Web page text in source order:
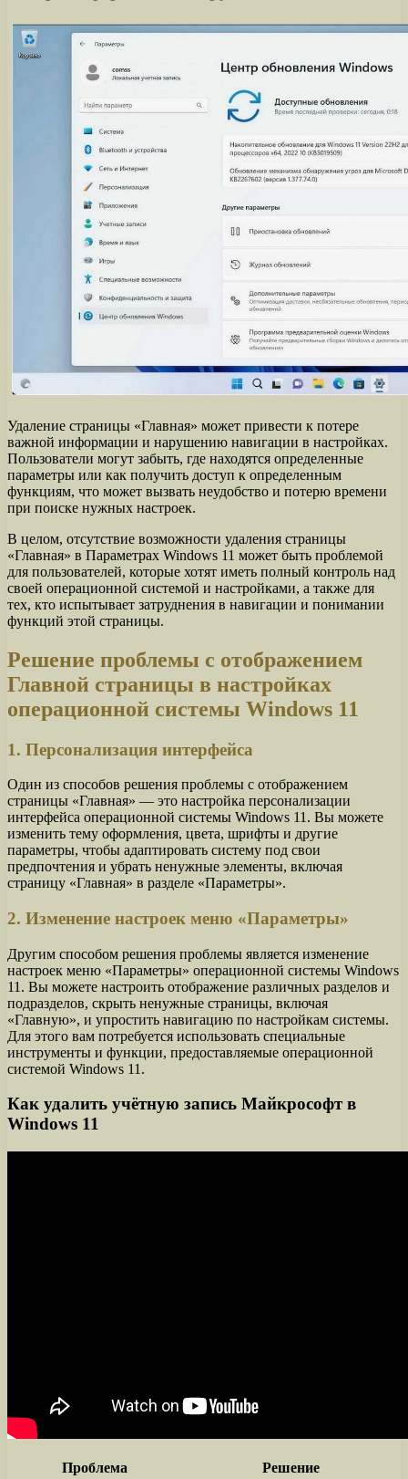
Удаление страницы «Главная» может привести к потере
важной информации и нарушению навигации в настройках.
Пользователи могут забыть, где находятся определенные
параметры или как получить доступ к определенным
функциям, что может вызвать неудобство и потерю времени
при поиске нужных настроек.
В целом, отсутствие возможности удаления страницы
«Главная» в Параметрах Windows 11 может быть проблемой
для пользователей, которые хотят иметь полный контроль над
своей операционной системой и настройками, а также для
тех, кто испытывает затруднения в навигации и понимании
функций этой страницы.
Решение проблемы с отображением
Главной страницы в настройках
операционной системы Windows 11
1. Персонализация интерфейса
Один из способов решения проблемы с отображением
страницы «Главная» — это настройка персонализации
интерфейса операционной системы Windows 11. Вы можете
изменить тему оформления, цвета, шрифты и другие
параметры, чтобы адаптировать систему под свои
предпочтения и убрать ненужные элементы, включая
страницу «Главная» в разделе «Параметры».
2. Изменение настроек меню «Параметры»
Другим способом решения проблемы является изменение
настроек меню «Параметры» операционной системы Windows
11. Вы можете настроить отображение различных разделов и
подразделов, скрыть ненужные страницы, включая
«Главную», и упростить навигацию по настройкам системы.
Для этого вам потребуется использовать специальные
инструменты и функции, предоставляемые операционной
системой Windows 11.
Как удалить учётную запись Майкрософт в
Windows 11
Проблема
Решение